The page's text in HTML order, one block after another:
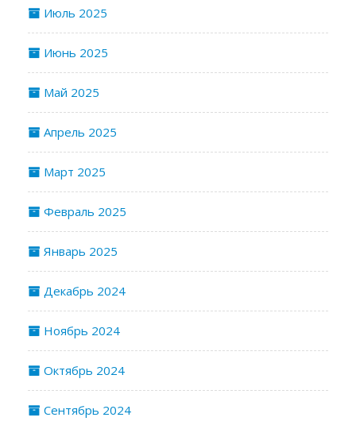
Июль 2025
Июнь 2025
Май 2025
Апрель 2025
Март 2025
Февраль 2025
Январь 2025
Декабрь 2024
Ноябрь 2024
Октябрь 2024
Сентябрь 2024